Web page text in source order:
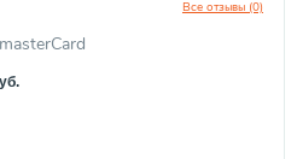
Все отзывы (0)